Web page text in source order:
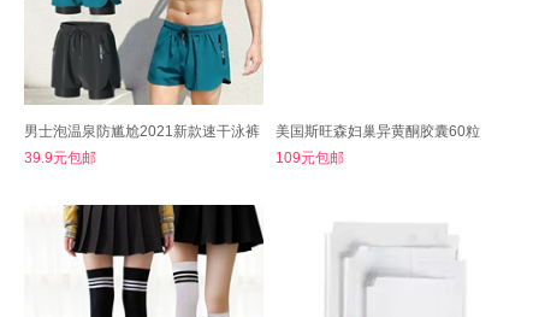
男士泡温泉防尴尬2021新款速干泳裤
39.9元包邮
美国斯旺森妇巢异黄酮胶囊60粒
109元包邮